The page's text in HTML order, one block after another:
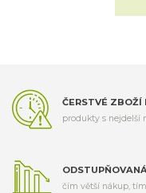
ČERSTVÉ ZBOŽÍ
produkty s nejdelší
čím větší nákup,